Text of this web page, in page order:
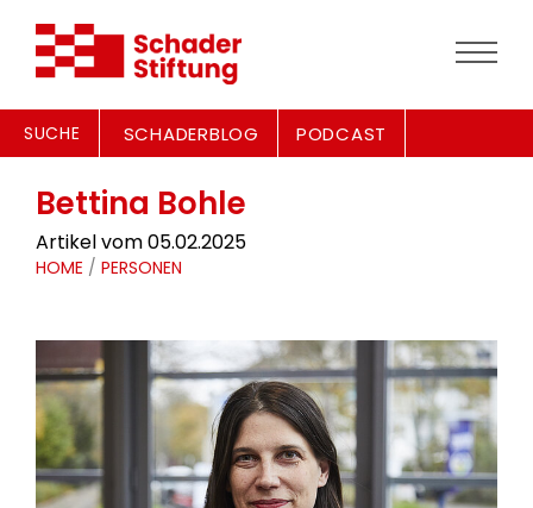
SUCHE SCHADERBLOG PODCAST
Bettina Bohle
Artikel vom 05.02.2025
HOME / PERSONEN